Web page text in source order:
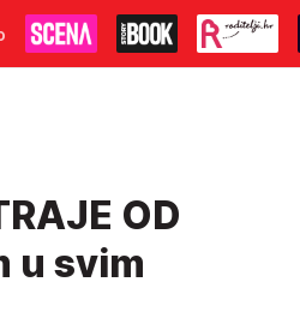
OD
u svim